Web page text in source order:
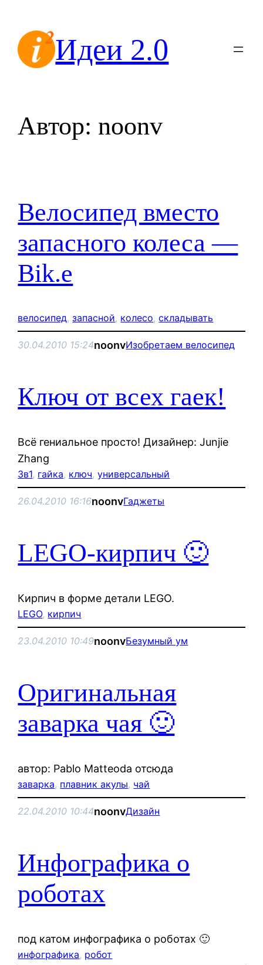
содержимомуИдеи 2.0
Автор: noonv
Велосипед вместо
запасного колеса —
Bik.e
велосипед, запасной, колесо, складывать
30.04.2010 15:24noonvИзобретаем велосипед
Ключ от всех гаек!
Всё гениальное просто! Дизайнер: Junjie
Zhang
3в1, гайка, ключ, универсальный
26.04.2010 16:16noonvГаджеты
LEGO-кирпич 🙂
Кирпич в форме детали LEGO.
LEGO, кирпич
23.04.2010 10:49noonvБезумный ум
Оригинальная
заварка чая 🙂
автор: Pablo Matteoda отсюда
заварка, плавник акулы, чай
22.04.2010 10:44noonvДизайн
Инфографика о
роботах
под катом инфографика о роботах 🙂
инфографика, робот